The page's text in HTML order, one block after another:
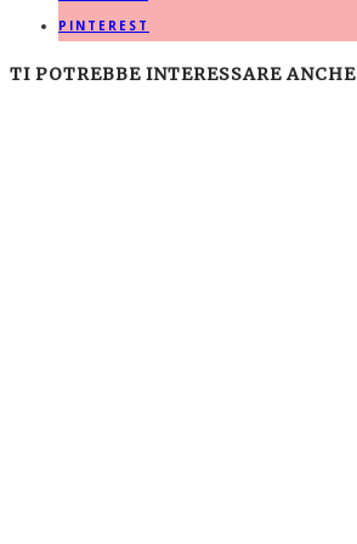
PINTEREST
TI POTREBBE INTERESSARE ANCHE